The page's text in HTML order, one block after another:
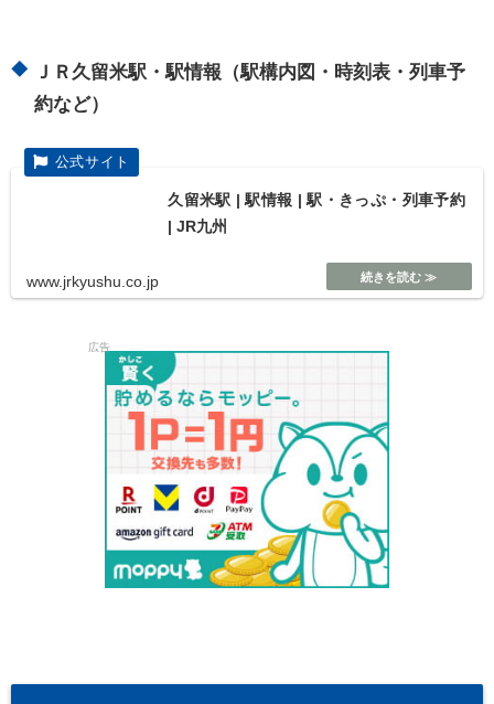
ＪＲ久留米駅・駅情報（駅構内図・時刻表・列車予
約など）
久留米駅 | 駅情報 | 駅・きっぷ・列車予約
| JR九州
www.jrkyushu.co.jp
広告